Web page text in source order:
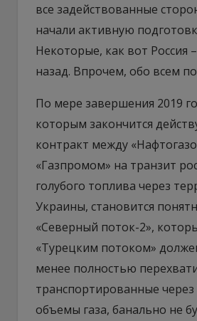
все задействованные
начали активную
Некоторые, как вот Россия
назад. Впрочем, обо всем
По мере завершения 2019
которым закончится
контракт между
«Газпромом» на транзит
голубого топлива через
Украины, становится
«Северный поток-2»,
«Турецким потоком»
менее полностью
транспортированные
объемы газа, банально не